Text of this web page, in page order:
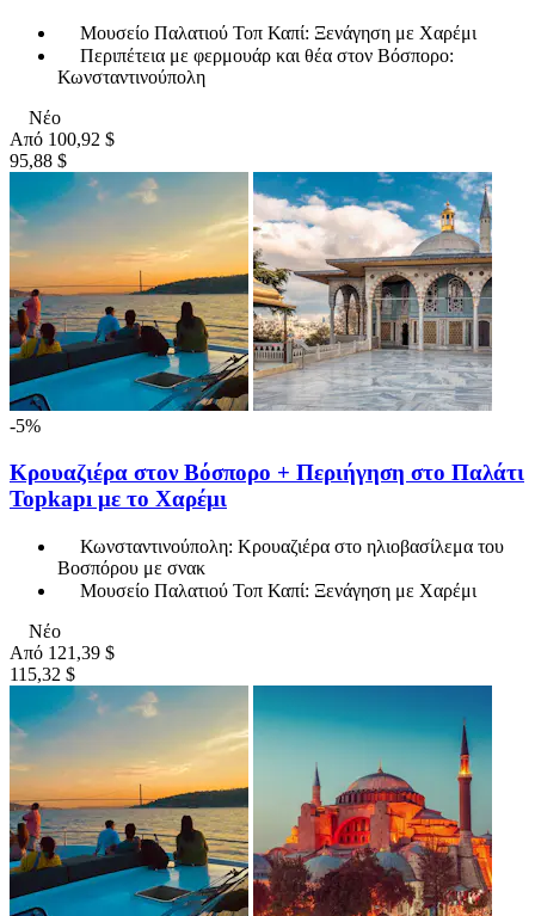
Μουσείο Παλατιού Τοπ Καπί: Ξενάγηση με Χαρέμι
Περιπέτεια με φερμουάρ και θέα στον Βόσπορο:
Κωνσταντινούπολη
Νέο
Από 100,92 $
95,88 $
-5%
Κρουαζιέρα στον Βόσπορο + Περιήγηση στο Παλάτι
Topkapı με το Χαρέμι
Κωνσταντινούπολη: Κρουαζιέρα στο ηλιοβασίλεμα του
Βοσπόρου με σνακ
Μουσείο Παλατιού Τοπ Καπί: Ξενάγηση με Χαρέμι
Νέο
Από 121,39 $
115,32 $